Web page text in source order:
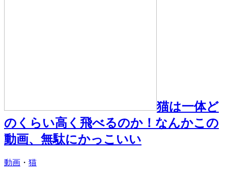
猫は一体ど
のくらい高く飛べるのか！なんかこの
動画、無駄にかっこいい
動画 ・ 猫